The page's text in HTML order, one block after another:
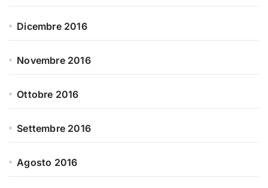
Dicembre 2016
Novembre 2016
Ottobre 2016
Settembre 2016
Agosto 2016